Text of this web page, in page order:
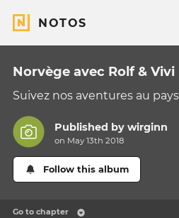
NOTOS
Norvège avec Rolf & Vivi
Suivez nos aventures au
Published bywirginn
on May 13th 2018
Follow this album
Go to chapter